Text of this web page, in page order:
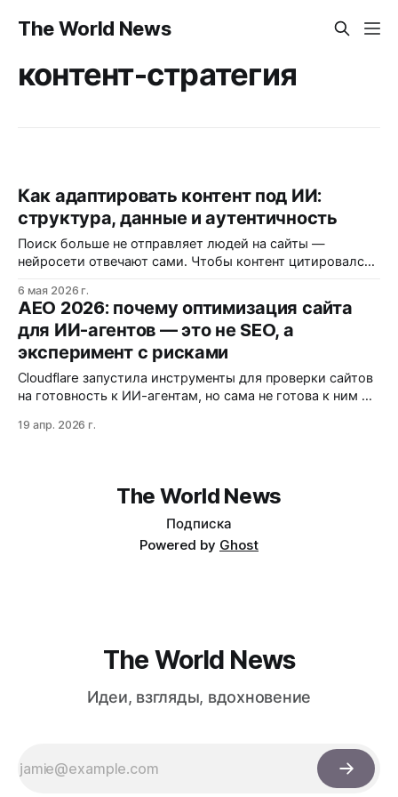
The World News
контент-стратегия
Как адаптировать контент под ИИ:
структура, данные и аутентичность
Поиск больше не отправляет людей на сайты —
нейросети отвечают сами. Чтобы контент цитировался
оригинальные данные и доказательная база. Пример
портала недвижимости с ростом трафика на 1141%
после переработки страниц.
6 мая 2026 г.
AEO 2026: почему оптимизация сайта
для ИИ-агентов — это не SEO, а
эксперимент с рисками
Cloudflare запустила инструменты для проверки сайтов
на готовность к ИИ-агентам, но сама не готова к ним —
(SSR/SSG, robots.txt для 30+ ботов, FAQ-страницы с 30
19 апр. 2026 г.
The World News
Подписка
Powered by Ghost
The World News
Идеи, взгляды, вдохновение